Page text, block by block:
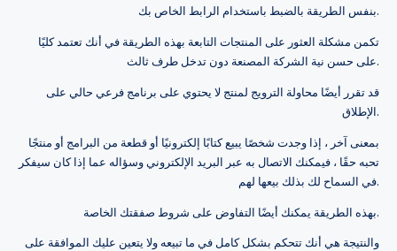
بنفس الطريقة بالضبط باستخدام الرابط الخاص بك.
تكمن مشكلة العثور على المنتجات التابعة بهذه الطريقة في أنك تعتمد كليًا
على حسن نية الشركة المصنعة دون تدخل طرف ثالث.
قد تقرر أيضًا محاولة الترويج لمنتج لا يحتوي على برنامج فرعي حالي على
الإطلاق.
بمعنى آخر ، إذا وجدت شخصًا يبيع كتابًا إلكترونيًا أو قطعة من البرامج أو منتجًا
تحبه حقًا ، فيمكنك الاتصال به عبر البريد الإلكتروني وسؤاله عما إذا كان سيفكر
في السماح لك بذلك بيعها لهم.
بهذه الطريقة يمكنك أيضًا التفاوض على شروط صفقتك الخاصة.
والنتيجة هي أنك تتحكم بشكل كامل في ما تبيعه ولا يتعين عليك الموافقة على